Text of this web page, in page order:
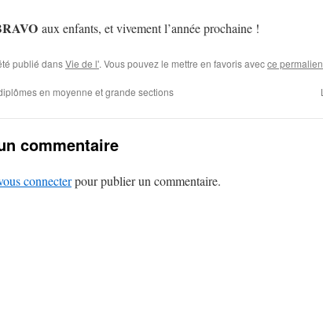
aux enfants, et vivement l’année prochaine !
publié dansVie de l'. Vous pouvez le mettre en favoris avecce permalien
en moyenne et grande sections
commentaire
connecterpour publier un commentaire.